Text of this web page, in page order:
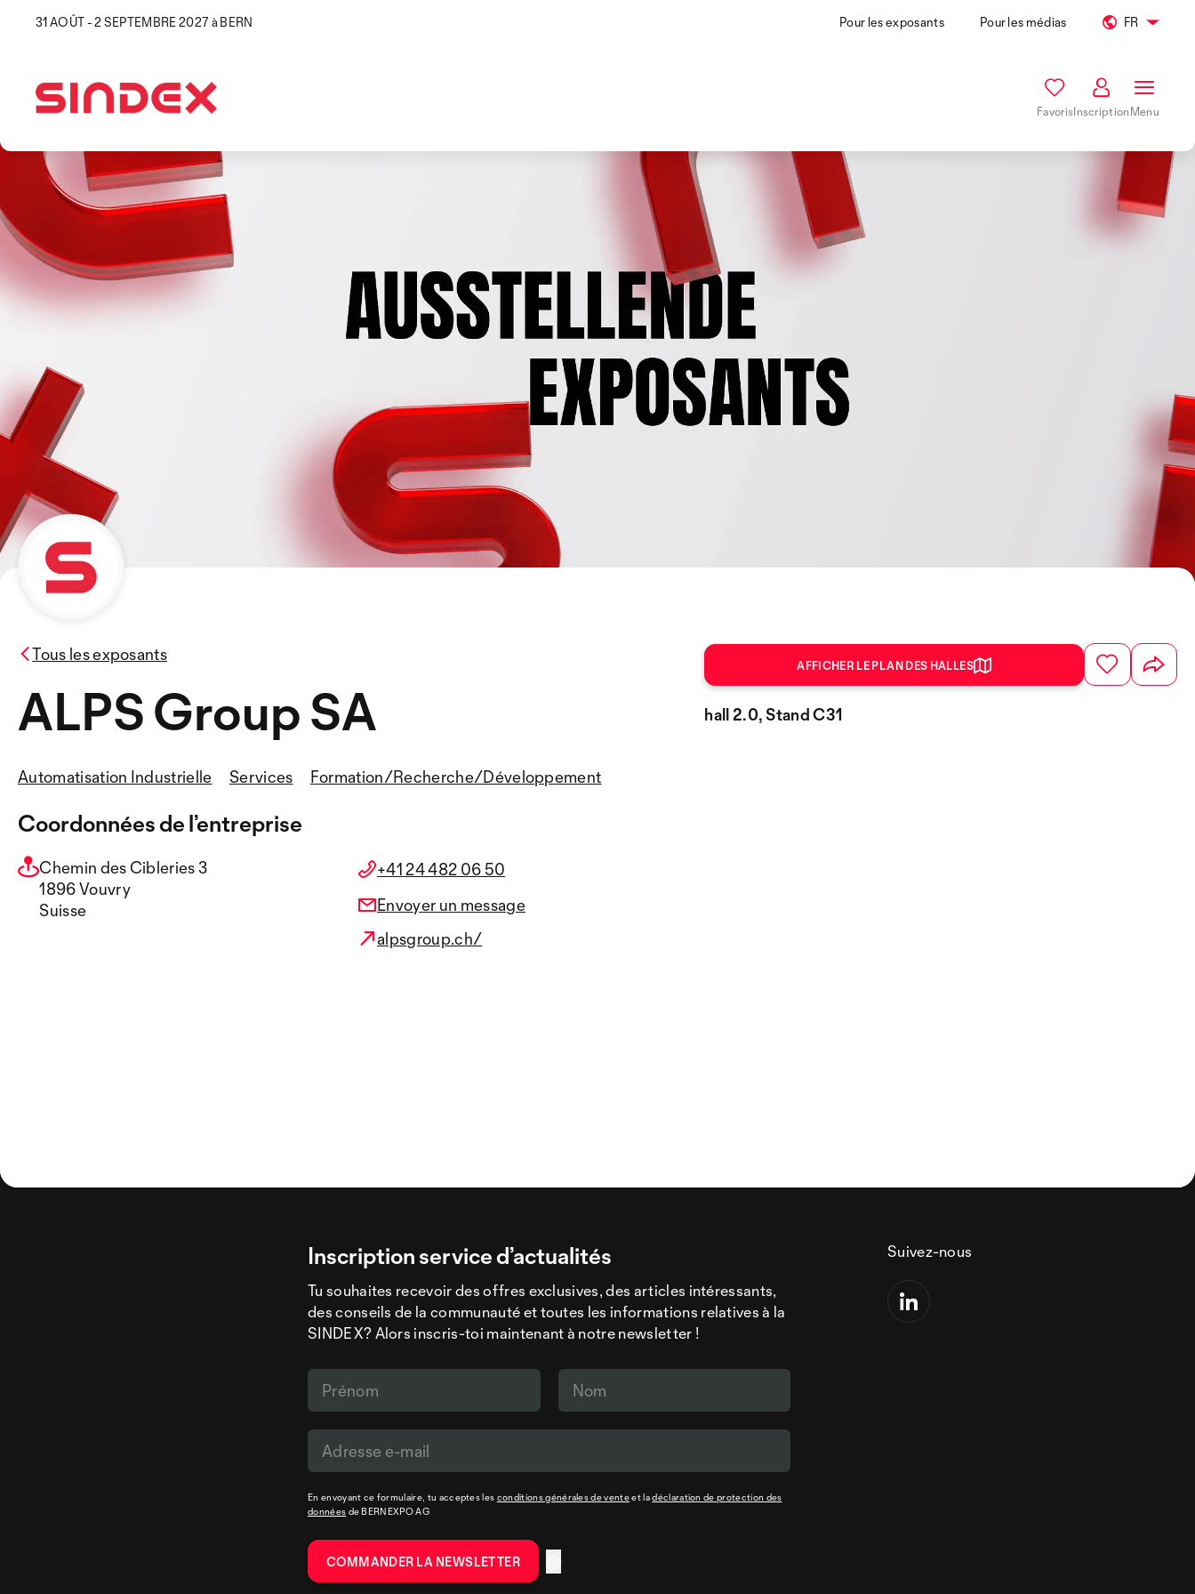
31 AOÛT - 2 SEPTEMBRE 2027 à BERN Pour les exposants Pour les médias FR
FavorisInscriptionMenu
Tous les exposants
ALPS Group SA
Automatisation Industrielle Services Formation/Recherche/Développement
AFFICHER LE PLAN DES HALLES
hall 2.0, Stand C31
Coordonnées de l’entreprise
Chemin des Cibleries 3
1896 Vouvry
Suisse
+41 24 482 06 50
Envoyer un message
alpsgroup.ch/
Inscription service d’actualités
Tu souhaites recevoir des offres exclusives, des articles intéressants,
des conseils de la communauté et toutes les informations relatives à la
SINDEX? Alors inscris-toi maintenant à notre newsletter !
En envoyant ce formulaire, tu acceptes les conditions générales de venteet ladéclaration de protection des
données de BERNEXPO AG
Suivez-nous